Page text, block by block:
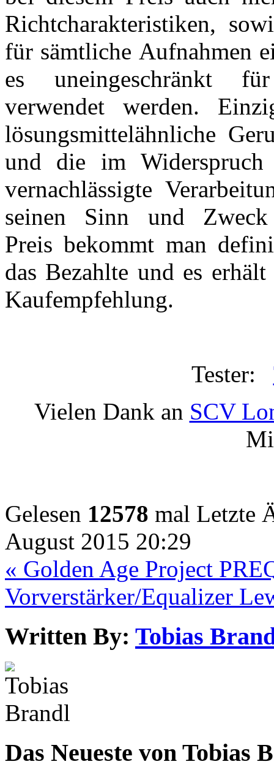
Richtcharakteristiken,
für sämtliche Aufnahmen
es uneingeschränkt
verwendet werden.
lösungsmittelähnliche
und die im Widerspruch
vernachlässigte
seinen Sinn und
Preis bekommt man
das Bezahlte und es
Kaufempfehlung.
Tester:
Vielen Dank an SCV
Gelesen 12578 mal Letzte
August 2015 20:29
« Golden Age Project
Vorverstärker/Equalizer
Written By: Tobias
Das Neueste von Tobias